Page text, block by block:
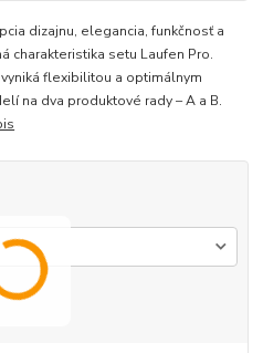
dizajnu, elegancia, funkčnosť a
charakteristika setu Laufen Pro.
flexibilitou a optimálnym
na dva produktové rady – A a B.